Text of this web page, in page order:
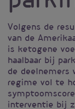
Volgens de
van de
is ketogene
haalbaar bij
de deelnemers
regime vol te
interventie bij